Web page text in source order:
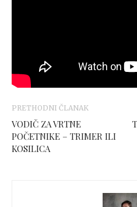
PRETHODNI ČLANAK
VODIČ ZA VRTNE
POČETNIKE – TRIMER ILI
KOSILICA